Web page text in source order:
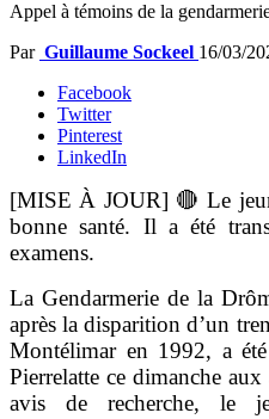
Appel à témoins de la
Par Guillaume Sockeel 16/03/
Facebook
Twitter
Pinterest
LinkedIn
[MISE À JOUR] 🔴 Le
bonne santé. Il a été
examens.
La Gendarmerie de la
après la disparition d’un
Montélimar en 1992, a
Pierrelatte ce dimanche
avis de recherche, le